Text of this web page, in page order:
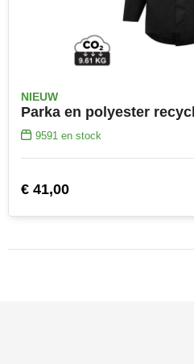
NIEUW
Parka en polyester
9591en stock
€ 41,00